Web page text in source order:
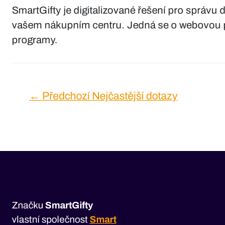
SmartGifty je digitalizované řešení pro správu
vašem nákupním centru. Jedná se o
programy.
Navigace
← Předchozí Nejčastější dotazy
Značku SmartGifty
vlastní společnostSmart